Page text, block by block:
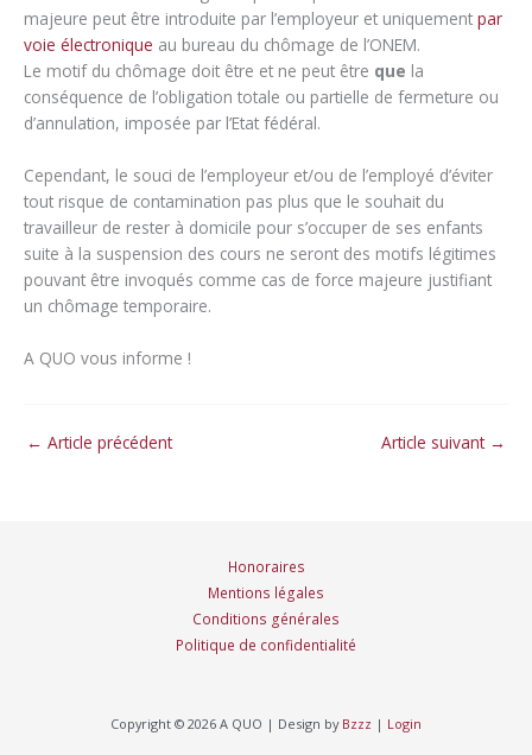
majeure peut être introduite par l’employeur et uniquement par
voie électronique au bureau du chômage de l’ONEM.
Le motif du chômage doit être et ne peut être que la
conséquence de l’obligation totale ou partielle de fermeture ou
d’annulation, imposée par l’Etat fédéral.
Cependant, le souci de l’employeur et/ou de l’employé d’éviter
tout risque de contamination pas plus que le souhait du
travailleur de rester à domicile pour s’occuper de ses enfants
suite à la suspension des cours ne seront des motifs légitimes
pouvant être invoqués comme cas de force majeure justifiant
un chômage temporaire.
A QUO vous informe !
← Article précédent Article suivant →
Honoraires
Mentions légales
Conditions générales
Politique de confidentialité
Copyright © 2026 A QUO | Design by Bzzz | Login